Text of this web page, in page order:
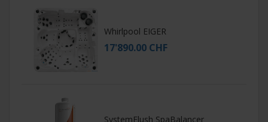
Whirlpool EIGER
17'890.00 CHF
SystemFlush SpaBalancer